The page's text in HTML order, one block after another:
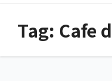
Tag: Cafe